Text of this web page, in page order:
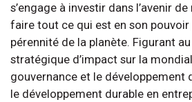
s’engage à investir dans l’avenir
faire tout ce qui est en son
pérennité de la planète. Figurant
stratégique d’impact sur la
gouvernance et le développement
le développement durable en